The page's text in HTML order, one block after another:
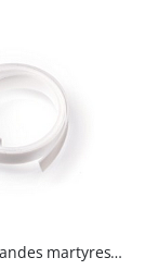
Toutes les bandes martyres en téflon pour plotter Secabo